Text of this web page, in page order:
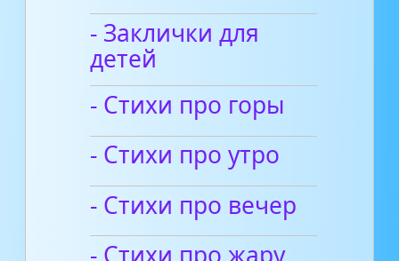
- Заклички для
детей
- Стихи про горы
- Стихи про утро
- Стихи про вечер